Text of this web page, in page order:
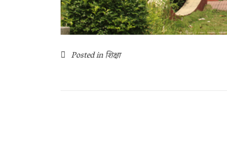
Posted inशिक्षा